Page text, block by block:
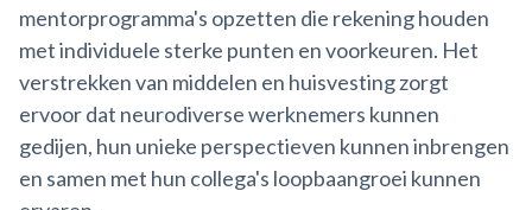
mentorprogramma's opzetten die rekening houden
met individuele sterke punten en voorkeuren. Het
verstrekken van middelen en huisvesting zorgt
ervoor dat neurodiverse werknemers kunnen
gedijen, hun unieke perspectieven kunnen inbrengen
en samen met hun collega's loopbaangroei kunnen